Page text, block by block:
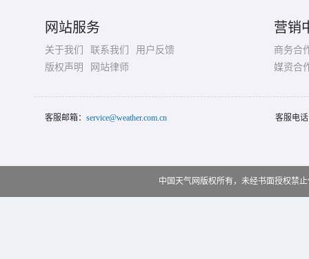
网站服务
关于我们 联系我们
用户反馈
版权声明
网站律师
营销
商务合
媒资合
客服邮箱： service@weather.com.cn 客服电
中国天气网版权所有，未经书面授权